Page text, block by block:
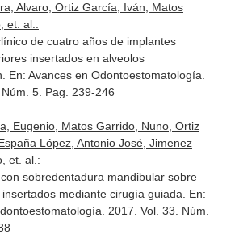
Alvaro, Ortiz García, Iván, Matos
et. al.:
de cuatro años de implantes
insertados en alveolos
En: Avances en Odontoestomatología
5. Pag. 239-246
Eugenio, Matos Garrido, Nuno, Ortiz
López, Antonio José, Jimenez
et. al.:
sobredentadura mandibular sobre
mediante cirugía guiada. En:
. 2017. Vol. 33. Núm.